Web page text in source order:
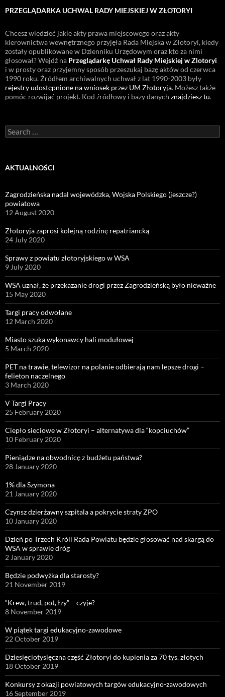
PRZEGLĄDARKA UCHWAL RADY MIEJSKIEJ W ZŁOTORYI
Chcesz wiedzieć jakie akty prawa miejscowego oraz akty
kierownictwa wewnętrznego przyjęła Rada Miejska w Złotoryi, kiedy
zostały opublikowane w Dzienniku Urzędowym oraz kto za nimi
głosował? Wejdź na Przeglądarkę Uchwał Rady Miejskiej w Zlotoryi
i w prosty oraz przyjemny sposób przeszukaj bazę aktów od czerwca
1990 roku. Źródłem archiwalnych uchwał z lat 1990-2003 były
rejestry udostępnione na wniosek przez UM Złotoryja. Możesz także
pomóc rozwijać projekt. Kod źródłowy i bazy danych znajdziesz tu.
Search
for:
AKTUALNOŚCI
Zagrodzieńska nadal wojewódzka, Wojska Polskiego (jeszcze?)
powiatowa
12 August 2020
Złotoryja zaprosi kolejną rodzinę repatriancką
24 July 2020
Sprawy z powiatu złotoryjskiego w WSA
9 July 2020
WSA uznał, że przekazanie drogi przez Zagrodzieńską było nieważne
15 May 2020
Targi pracy odwołane
12 March 2020
Miasto szuka wykonawcy hali modułowej
5 March 2020
PET na trawie, telewizor na polanie odbierają nam lepsze drogi –
felieton naczelnego
3 March 2020
V Targi Pracy
25 February 2020
Ciepło sieciowe w Złotoryi – alternatywa dla “kopciuchów”
10 February 2020
Pieniądze na obwodnicę z budżetu państwa?
28 January 2020
1% dla Szymona
21 January 2020
Czynsz dzierżawny szpitala a pokrycie straty ZPO
10 January 2020
Dzień po Trzech Króli Rada Powiatu będzie głosować nad skargą do
WSA w sprawie dróg
2 January 2020
Będzie podwyżka dla starosty?
21 November 2019
“Krew, trud, pot, łzy” – czyje?
8 November 2019
W piątek targi edukacyjno-zawodowe
22 October 2019
Dziesięciotysięczna część Złotoryi do kupienia za 70 tys. złotych
18 October 2019
Konkursy z okazji powiatowych targów edukacyjno-zawodowych
16 September 2019